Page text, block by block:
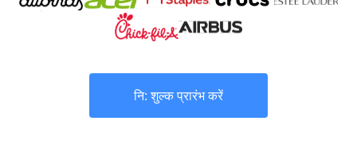
नि: शुल्क प्रारंभ करें